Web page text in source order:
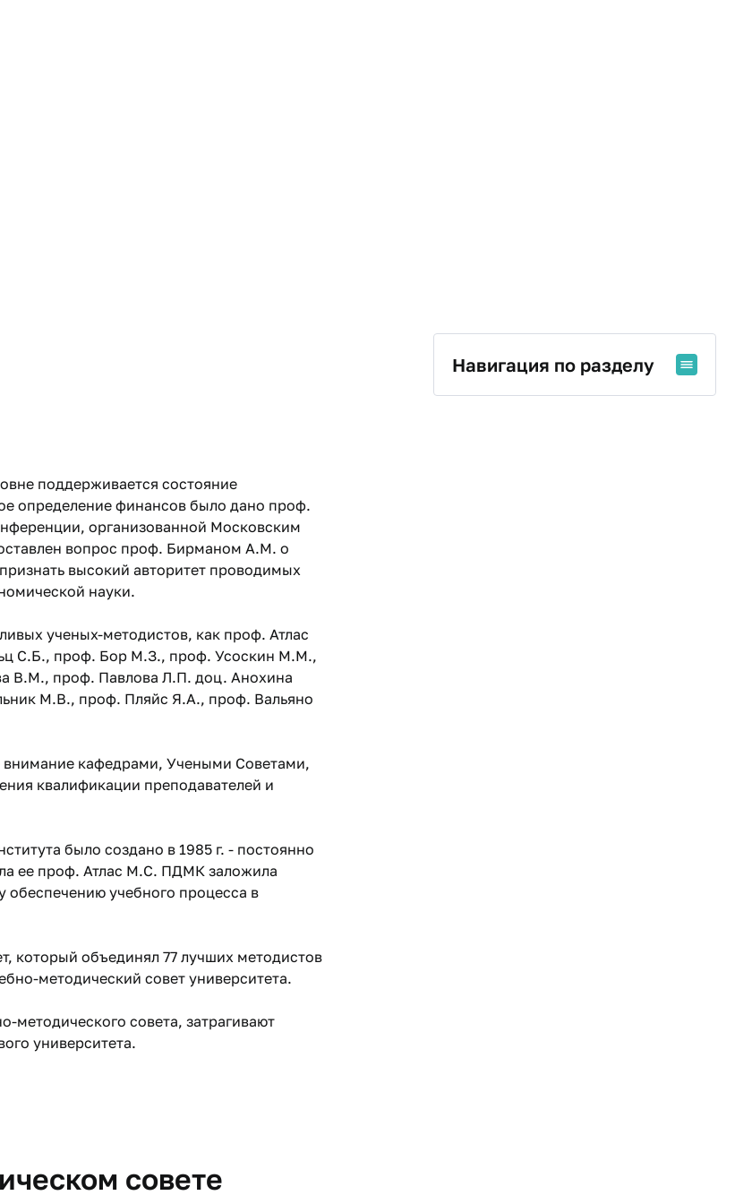
Навигация по разделу
поддерживается состояние
определение финансов было дано проф.
организованной Московским
вопрос проф. Бирманом А.М. о
высокий авторитет проводимых
науки.
ученых-методистов, как проф. Атлас
С.Б., проф. Бор М.З., проф. Усоскин М.М.,
В.М., проф. Павлова Л.П. доц. Анохина
М.В., проф. Пляйс Я.А., проф. Вальяно
кафедрами, Учеными Советами,
квалификации преподавателей и
было создано в 1985 г. - постоянно
ее проф. Атлас М.С. ПДМК заложила
учебного процесса в
который объединял 77 лучших методистов
методический совет университета.
методического совета, затрагивают
университета.
совете